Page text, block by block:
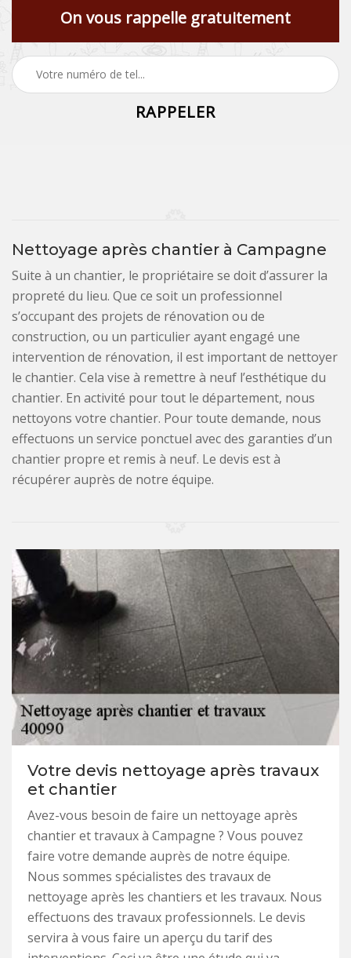
On vous rappelle gratuitement
Nettoyage après chantier à Campagne
Suite à un chantier, le propriétaire se doit d’assurer la
propreté du lieu. Que ce soit un professionnel
s’occupant des projets de rénovation ou de
construction, ou un particulier ayant engagé une
intervention de rénovation, il est important de nettoyer
le chantier. Cela vise à remettre à neuf l’esthétique du
chantier. En activité pour tout le département, nous
nettoyons votre chantier. Pour toute demande, nous
effectuons un service ponctuel avec des garanties d’un
chantier propre et remis à neuf. Le devis est à
récupérer auprès de notre équipe.
Votre devis nettoyage après travaux
et chantier
Avez-vous besoin de faire un nettoyage après
chantier et travaux à Campagne ? Vous pouvez
faire votre demande auprès de notre équipe.
Nous sommes spécialistes des travaux de
nettoyage après les chantiers et les travaux. Nous
effectuons des travaux professionnels. Le devis
servira à vous faire un aperçu du tarif des